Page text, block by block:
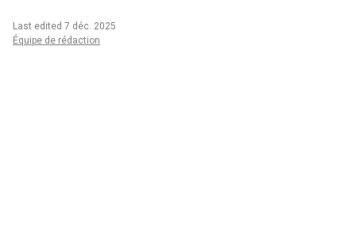
Last edited 7 déc. 2025
Équipe de rédaction